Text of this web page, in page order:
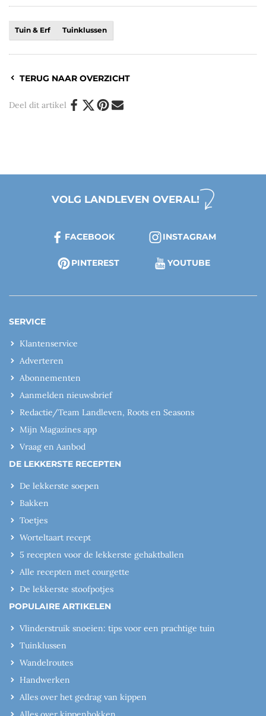
Tuin & Erf Tuinklussen
TERUG NAAR OVERZICHT
Deel dit artikel
VOLG LANDLEVEN OVERAL!
FACEBOOK INSTAGRAM
PINTEREST YOUTUBE
SERVICE
Klantenservice
Adverteren
Abonnementen
Aanmelden nieuwsbrief
Redactie/Team Landleven, Roots en Seasons
Mijn Magazines app
Vraag en Aanbod
DE LEKKERSTE RECEPTEN
De lekkerste soepen
Bakken
Toetjes
Worteltaart recept
5 recepten voor de lekkerste gehaktballen
Alle recepten met courgette
De lekkerste stoofpotjes
POPULAIRE ARTIKELEN
Vlinderstruik snoeien: tips voor een prachtige tuin
Tuinklussen
Wandelroutes
Handwerken
Alles over het gedrag van kippen